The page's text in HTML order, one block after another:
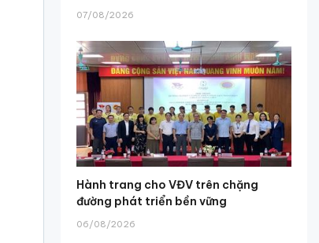
07/08/2026
Hành trang cho VĐV trên chặng
đường phát triển bền vững
06/08/2026